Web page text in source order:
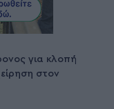
για κλοπή
στον